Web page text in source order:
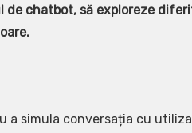
chatbot, să exploreze
simula conversația cu